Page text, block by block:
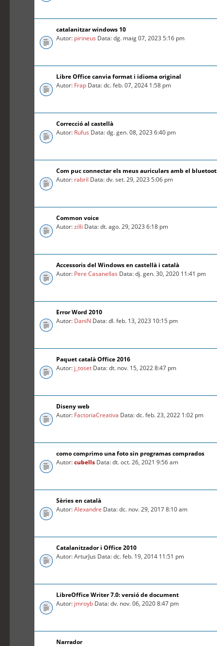
catalanitzar windows 10
Autor: pirineus Data: dg. maig 07, 2023 5:16 pm
Libre Office canvia format i idioma original
Autor: Frap Data: dc. feb. 07, 2024 1:58 pm
Correcció al castellà
Autor: Rufus Data: dg. gen. 08, 2023 6:40 pm
Com puc connectar els meus auriculars amb el
Autor: rabril Data: dv. set. 29, 2023 5:06 pm
Common voice
Autor:zilli Data: dt. ago. 29, 2023 6:18 pm
Accessoris del Windows en castellà i català
Autor: Pere Casanellas Data: dj. gen. 30, 2020 11:41 pm
Error Word 2010
Autor: DaniN Data: dl. feb. 13, 2023 10:15 pm
Paquet català Office 2016
Autor: j_toset Data: dt. nov. 15, 2022 8:47 pm
Diseny web
Autor: FactoriaCreativa Data: dc. feb. 23, 2022 1:02 pm
como comprimo una foto sin programas comprados
Autor:cubells Data: dt. oct. 26, 2021 9:56 am
Sèries en català
Autor:Alexandre Data: dc. nov. 29, 2017 8:10 am
Catalanitzador i Office 2010
Autor: ArturJus Data: dc. feb. 19, 2014 11:51 pm
LibreOffice Writer 7.0: versió de document
Autor: jmroyb Data: dv. nov. 06, 2020 8:47 pm
Narrador